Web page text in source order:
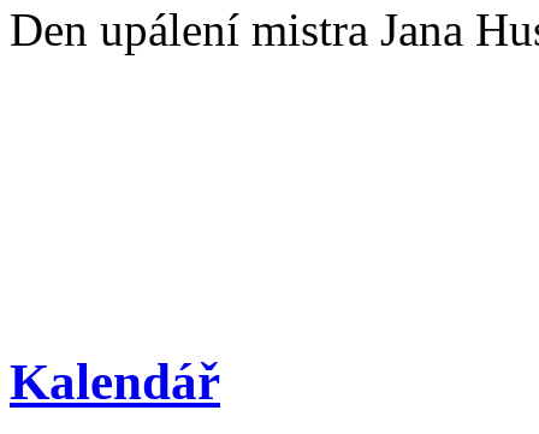
Den upálení mistra Jana
Kalendář